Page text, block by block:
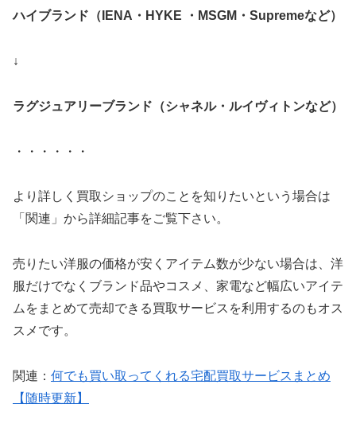
ハイブランド（IENA・HYKE ・MSGM・Supremeなど）
↓
ラグジュアリーブランド（シャネル・ルイヴィトンなど）
・・・・・・
より詳しく買取ショップのことを知りたいという場合は
「関連」から詳細記事をご覧下さい。
売りたい洋服の価格が安くアイテム数が少ない場合は、洋
服だけでなくブランド品やコスメ、家電など幅広いアイテ
ムをまとめて売却できる買取サービスを利用するのもオス
スメです。
関連： 何でも買い取ってくれる宅配買取サービスまとめ
【随時更新】